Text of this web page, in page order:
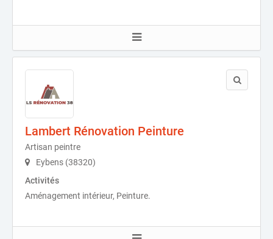
Lambert Rénovation Peinture
Artisan peintre
Eybens (38320)
Activités
Aménagement intérieur, Peinture.